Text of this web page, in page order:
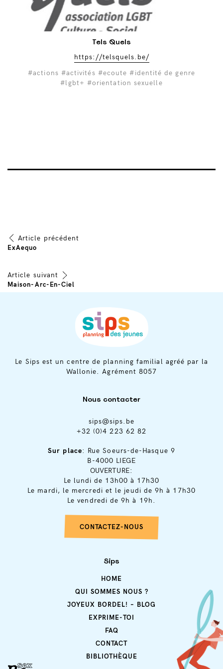
Tels Quels
https://telsquels.be/
#actions #activités #ecoute #identité de genre
#lgbt+ #orientation sexuelle
Navigation
de
l’article
Article précédent
ExAequo
Article suivant
Maison-Arc-En-Ciel
Le Sips est un centre de planning familial agréé par la
Wallonie. Agrément 8057
Nous contacter
sips@sips.be
+32 (0)4 223 62 82
Sur place: Rue Soeurs-de-Hasque 9
B-4000 LIEGE
OUVERTURE:
Le lundi de 13h00 à 17h30
Le mardi, le mercredi et le jeudi de 9h à 17h30
Le vendredi de 9h à 19h.
CONTACTEZ-NOUS
Sips
HOME
QUI SOMMES NOUS ?
JOYEUX BORDEL! – BLOG
EXPRIME-TOI
FAQ
CONTACT
BIBLIOTHÈQUE